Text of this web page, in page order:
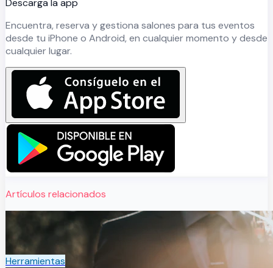
Descarga la app
Encuentra, reserva y gestiona salones para tus eventos
desde tu iPhone o Android, en cualquier momento y desde
cualquier lugar.
Artículos relacionados
Herramientas